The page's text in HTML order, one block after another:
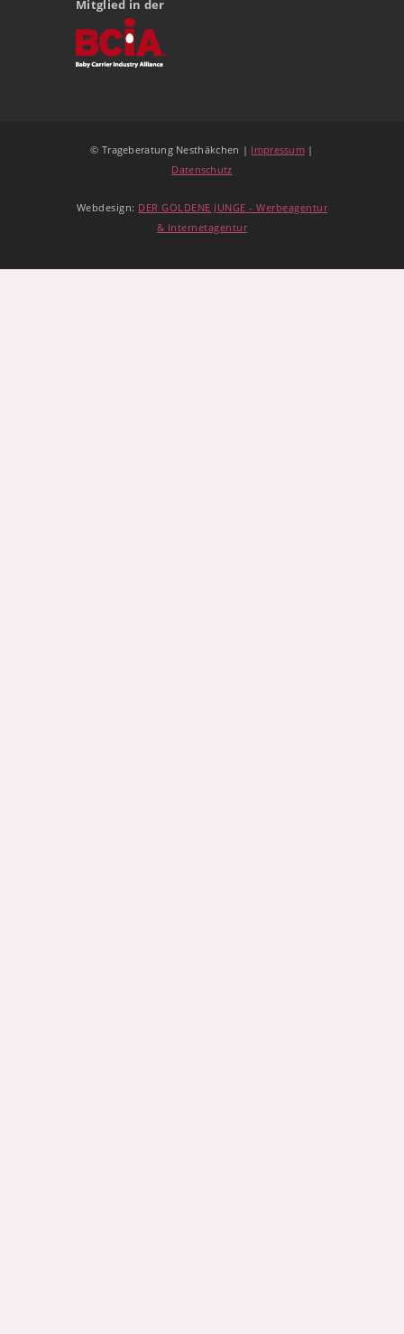
Mitglied in der
© Trageberatung Nesthäkchen | Impressum |
Datenschutz
Webdesign: DER GOLDENE JUNGE - Werbeagentur
& Internetagentur